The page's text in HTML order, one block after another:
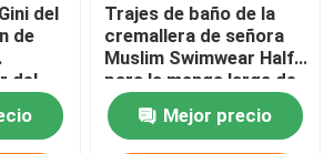
del
de
del
Trajes de baño de la
cremallera de señora
Muslim Swimwear Half
para la manga larga de
Hijabis
Mejor precio